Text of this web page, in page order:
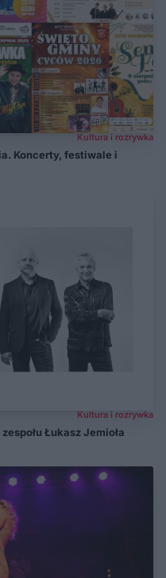
Kultura i rozrywka
Koncerty, festiwale i
Kultura i rozrywka
Łukasz Jemioła